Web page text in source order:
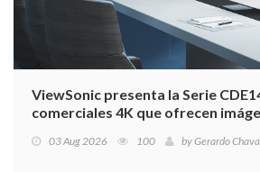
ViewSonic presenta la Serie
comerciales 4K que ofrecen
impacto
03 Aug 2026 100 byGerardo